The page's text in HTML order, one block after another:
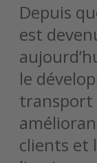
Depuis
est
le
transport
clients et